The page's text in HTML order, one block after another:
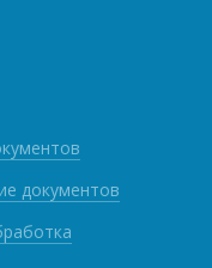
документов